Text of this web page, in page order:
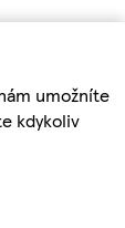
umožníte
kdykoliv